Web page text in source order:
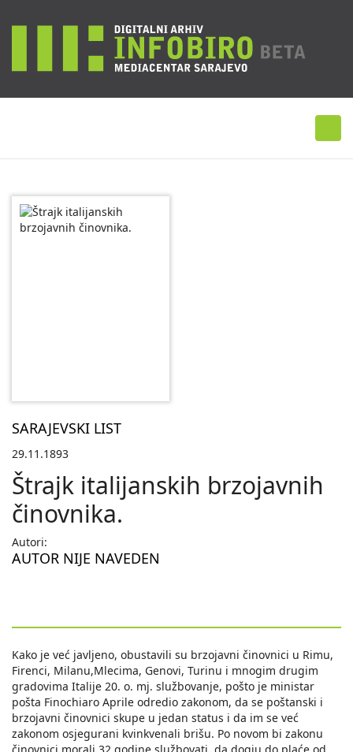
SARAJEVSKI LIST
29.11.1893
Štrajk italijanskih brzojavnih
činovnika.
Autori:
AUTOR NIJE NAVEDEN
Kako je već javljeno, obustavili su brzojavni činovnici u Rimu,
Firenci, Milanu,Mlecima, Genovi, Turinu i mnogim drugim
gradovima Italije 20. o. mj. službovanje, pošto je ministar
pošta Finochiaro Aprile odredio zakonom, da se poštanski i
brzojavni činovnici skupe u jedan status i da im se već
zakonom osjegurani kvinkvenali brišu. Po novom bi zakonu